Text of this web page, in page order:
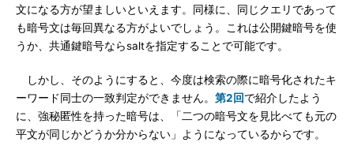
文になる方が望ましいといえます。同様に、同じクエリであって
も暗号文は毎回異なる方がよいでしょう。これは公開鍵暗号を使
うか、共通鍵暗号ならsaltを指定することで可能です。
しかし、そのようにすると、今度は検索の際に暗号化されたキ
ーワード同士の一致判定ができません。 第2回で紹介したよう
に、強秘匿性を持った暗号は、「二つの暗号文を見比べても元の
平文が同じかどうか分からない」ようになっているからです。